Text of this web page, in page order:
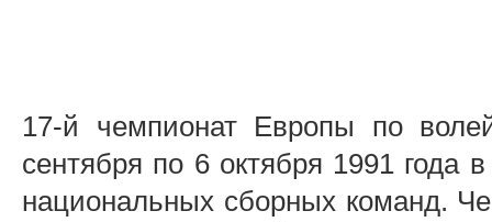
17-й чемпионат Европы по
сентября по 6 октября 1991 года
национальных сборных команд.